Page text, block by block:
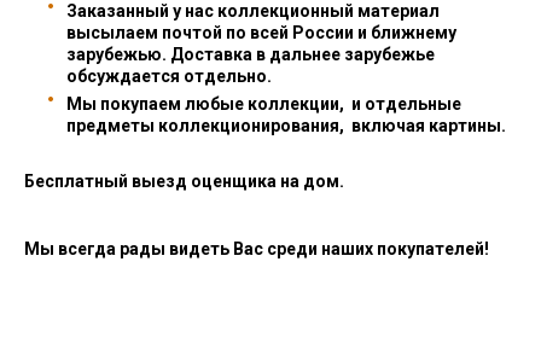
Заказанный у нас коллекционный материал
высылаем почтой по всей России и ближнему
зарубежью. Доставка в дальнее зарубежье
обсуждается отдельно.
Мы покупаем любые коллекции, и отдельные
предметы коллекционирования, включая картины.
Бесплатный выезд оценщика на дом.
Мы всегда рады видеть Вас среди наших покупателей!